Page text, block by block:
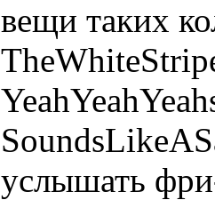
вещи таких
TheWhite
YeahYeah
SoundsLikeA
услышать